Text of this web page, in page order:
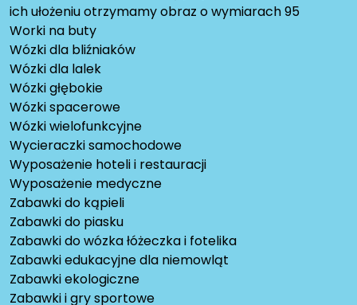
ich ułożeniu otrzymamy obraz o wymiarach 95
Worki na buty
Wózki dla bliźniaków
Wózki dla lalek
Wózki głębokie
Wózki spacerowe
Wózki wielofunkcyjne
Wycieraczki samochodowe
Wyposażenie hoteli i restauracji
Wyposażenie medyczne
Zabawki do kąpieli
Zabawki do piasku
Zabawki do wózka łóżeczka i fotelika
Zabawki edukacyjne dla niemowląt
Zabawki ekologiczne
Zabawki i gry sportowe